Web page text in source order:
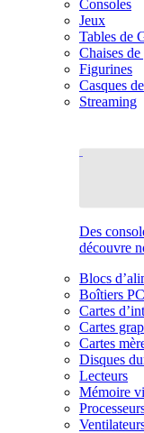
Consoles
Jeux
Tables de
Chaises
Figurines
Casques
Streaming
Des
découvre
Blocs
Boîtiers
Cartes
Cartes
Cartes
Disques
Lecteurs
Mémoire